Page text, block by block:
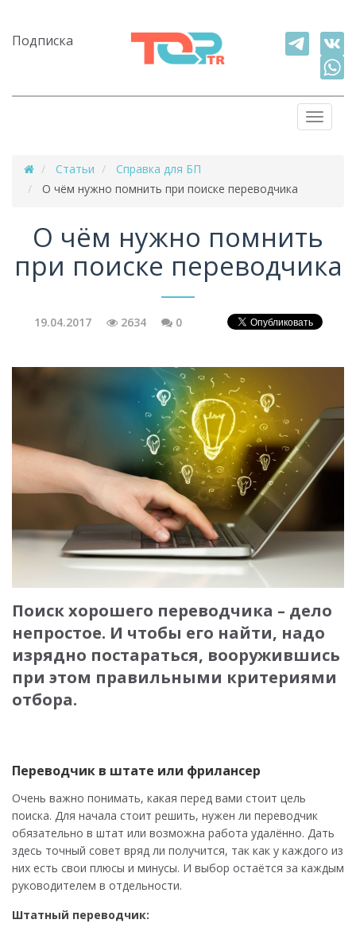
Подписка
Статьи
Справка для БП
О чём нужно помнить при поиске переводчика
О чём нужно помнить
при поиске переводчика
19.04.2017 2634 0
Поиск хорошего переводчика – дело
непростое. И чтобы его найти, надо
изрядно постараться, вооружившись
при этом правильными критериями
отбора.
Переводчик в штате или фрилансер
Очень важно понимать, какая перед вами стоит цель
поиска. Для начала стоит решить, нужен ли переводчик
обязательно в штат или возможна работа удалённо. Дать
здесь точный совет вряд ли получится, так как у каждого из
них есть свои плюсы и минусы. И выбор остаётся за каждым
руководителем в отдельности.
Штатный переводчик: